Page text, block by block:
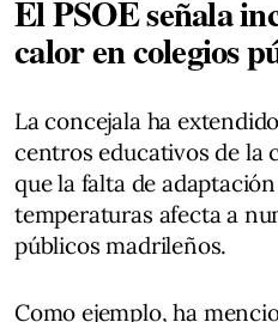
El PSOE señala
calor en colegios
La concejala ha
centros educativos de la
que la falta de
temperaturas afecta a
públicos madrileños.
Como ejemplo, ha